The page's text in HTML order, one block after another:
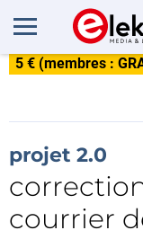
5 € (membres :
projet 2.0
courrier